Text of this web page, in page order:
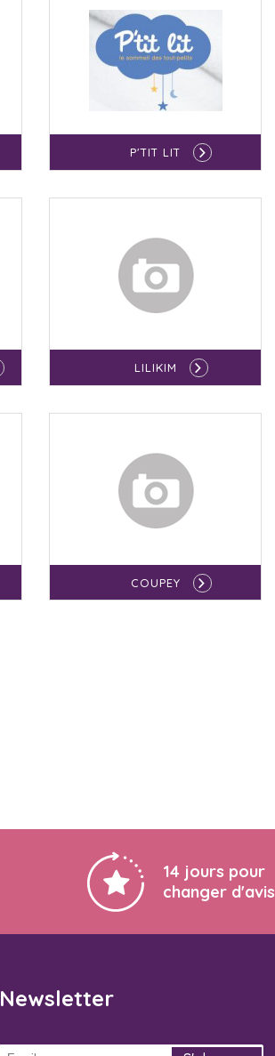
P'TIT LIT
LILIKIM
COUPEY
14 jours pour
changer d'avis
Newsletter